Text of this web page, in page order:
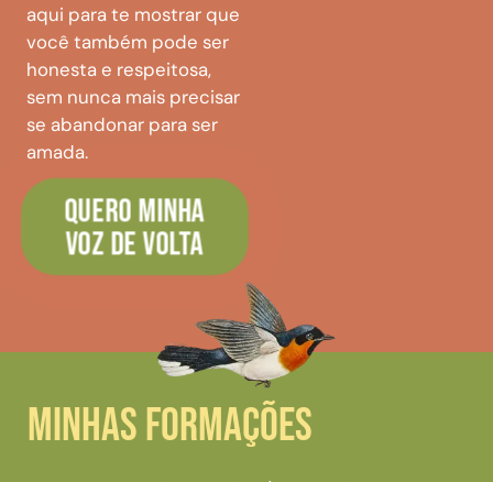
aqui para te mostrar que
você também pode ser
honesta e respeitosa,
sem nunca mais precisar
se abandonar para ser
amada.
QUERO MINHA
VOZ DE VOLTA
Minhas Formações